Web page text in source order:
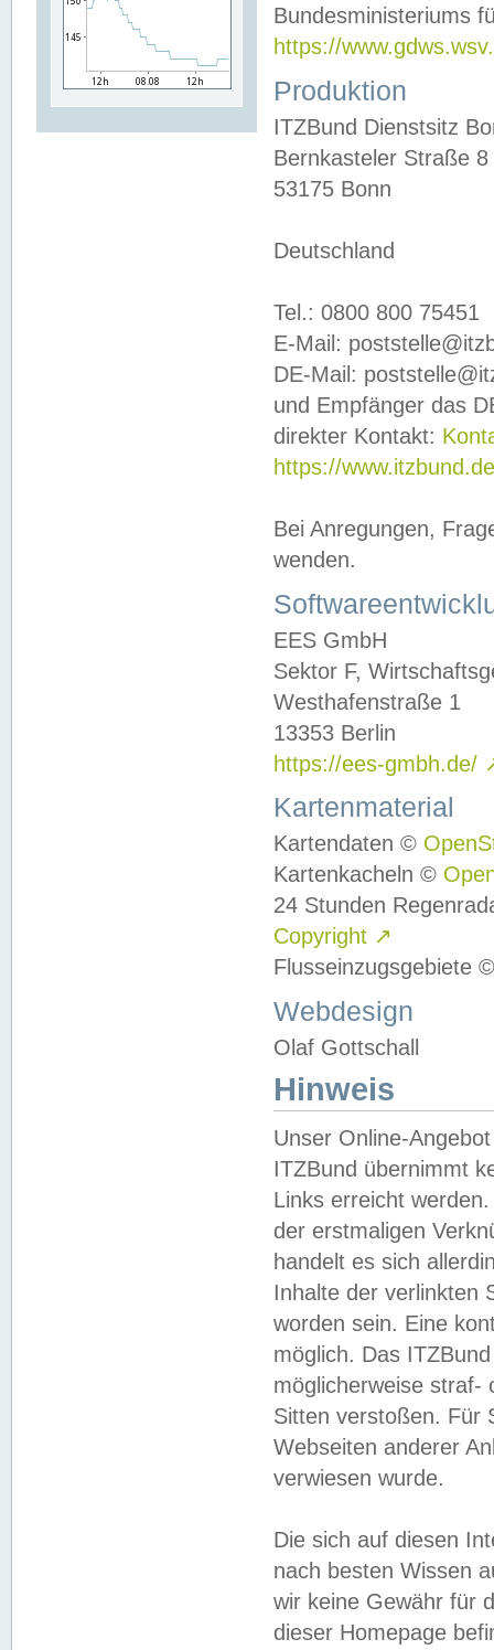
Bundesministeriums
https://
Produktion
ITZBund Dienstsitz
Bernkasteler Straße 8
53175 Bonn
Deutschland
Tel.: 0800 800 75451
E-Mail:
DE-Mail:
und Empfänger das
direkter Kontakt:
https://
Bei Anregungen,
wenden.
EES GmbH
Sektor F,
Westhafenstraße 1
13353 Berlin
https://ees-gmbh.de/
Kartenmaterial
Kartendaten ©
Kartenkacheln ©
24 Stunden
Copyright ↗
Flusseinzugsgebiete
Webdesign
Olaf Gottschall
Hinweis
Unser Online-
ITZBund übernimmt
Links erreicht
der erstmaligen
handelt es sich
Inhalte der verlinkten
worden sein. Eine
möglich. Das
möglicherweise straf-
Sitten verstoßen. Für
Webseiten anderer
verwiesen wurde.
Die sich auf diesen
nach besten Wissen
wir keine Gewähr für
dieser Homepage